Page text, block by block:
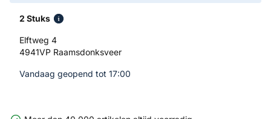
2 Stuks
Elftweg 4
4941VP Raamsdonksveer
Vandaag geopend tot 17:00